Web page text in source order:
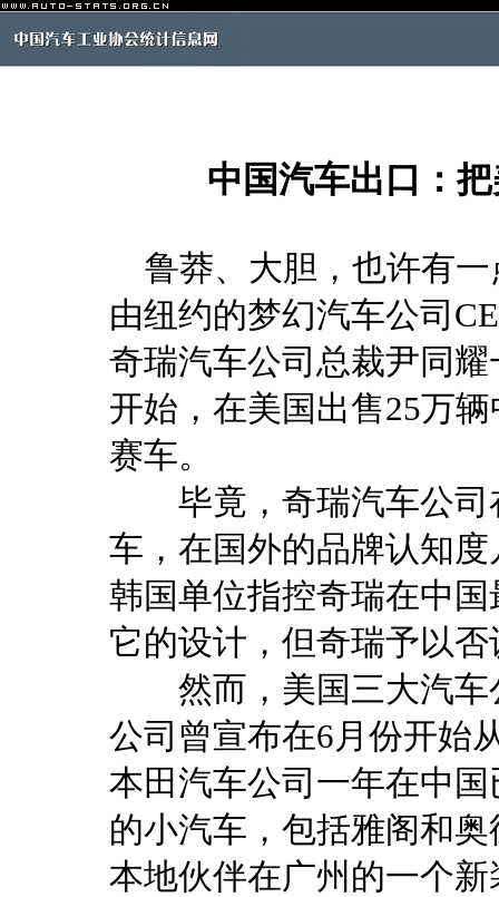
中国汽车出口：
鲁莽、大胆，也许有
由纽约的梦幻汽车公司
奇瑞汽车公司总裁尹同
开始，在美国出售25万
赛车。
毕竟，奇瑞汽车公司
车，在国外的品牌认知
韩国单位指控奇瑞在中
它的设计，但奇瑞予以否
然而，美国三大汽车
公司曾宣布在6月份开始
本田汽车公司一年在中
的小汽车，包括雅阁和
本地伙伴在广州的一个